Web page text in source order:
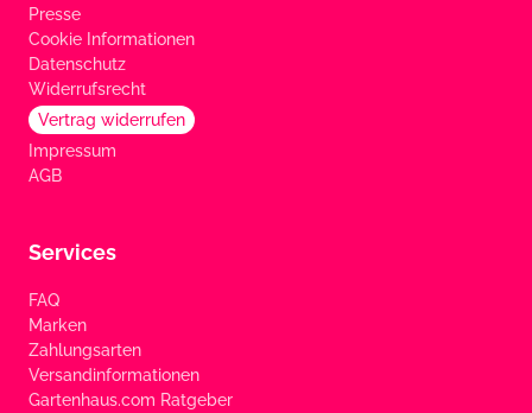
Presse
Cookie Informationen
Datenschutz
Widerrufsrecht
Vertrag widerrufen
Impressum
AGB
Services
FAQ
Marken
Zahlungsarten
Versandinformationen
Gartenhaus.com Ratgeber